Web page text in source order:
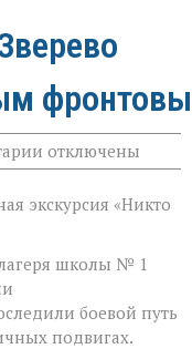
к
записи
Зверево
отключены
экскурсия «Никто
школы № 1
боевой путь
подвигах.